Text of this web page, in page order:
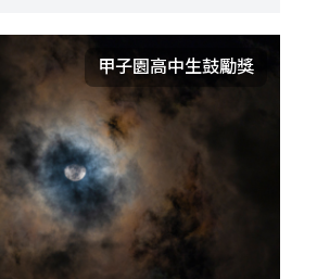
甲子園高中生鼓勵獎